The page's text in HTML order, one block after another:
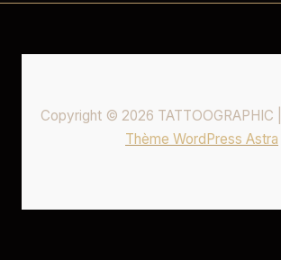
Copyright © 2026 TATTOOGRAPHIC
Thème WordPress Astra